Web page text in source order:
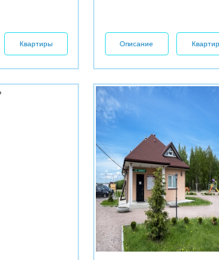
Квартиры Описание